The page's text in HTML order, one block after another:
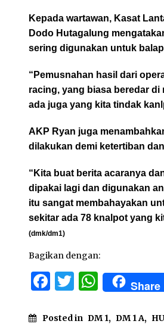
Kepada wartawan, Kasat
Dodo Hutagalung
sering digunakan untuk
“Pemusnahan hasil dari
racing, yang biasa beredar
ada juga yang kita tindak
AKP Ryan juga
dilakukan demi ketertiban
“Kita buat berita acaranya
dipakai lagi dan digunakan
itu sangat membahayakan
sekitar ada 78 knalpot yang
(dmk/dm1)
Bagikan dengan:
Facebook
TwitterShare
Posted in DM 1, DM 1 A,